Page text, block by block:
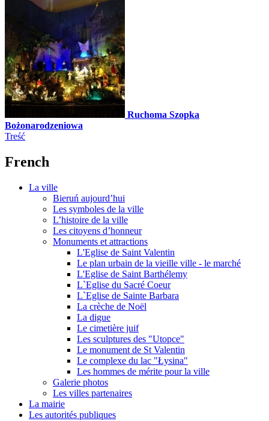
Ruchoma Szopka
Bożonarodzeniowa
Treść
French
La ville
Bieruń aujourd’hui
Les symboles de la ville
L’histoire de la ville
Les citoyens d’honneur
Monuments et attractions
L'Eglise de Saint Valentin
Le plan urbain de la vieille ville - le marché
L'Eglise de Saint Barthélemy
L`Eglise du Sacré Coeur
L`Eglise de Sainte Barbara
La crèche de Noël
La digue
Le cimetière juif
Les sculptures des "Utopce"
Le monument de St Valentin
Le complexe du lac "Łysina"
Les hommes de mérite pour la ville
Galerie photos
Les villes partenaires
La mairie
Les autorités publiques